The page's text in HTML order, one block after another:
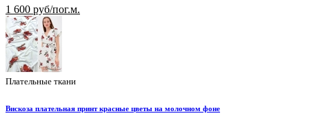
1 600 руб/пог.м.
Плательные ткани
Вискоза плательная принт красные цветы на молочном фоне